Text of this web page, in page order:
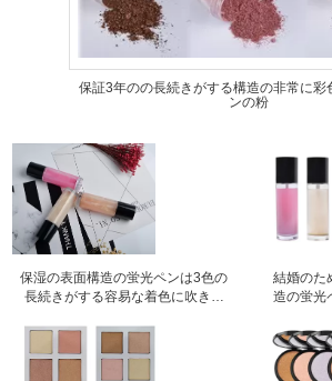
保証3年のの長続きがする構造の非常に彩
ンの粉
保湿の表面構造の蛍光ペンは3色の
長続きがする容易な着色に吹きか
結婚のた
造の蛍光